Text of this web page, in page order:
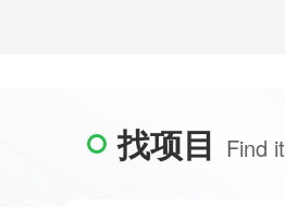
找项目 Find